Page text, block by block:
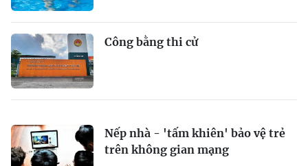
Công bằng thi cử
Nếp nhà - 'tấm khiên' bảo vệ trẻ
trên không gian mạng